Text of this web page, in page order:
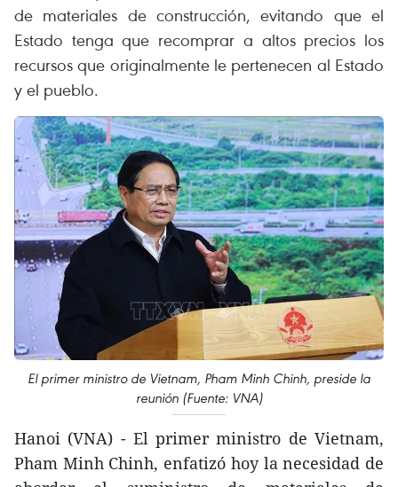
de materiales de construcción, evitando que el
Estado tenga que recomprar a altos precios los
recursos que originalmente le pertenecen al Estado
y el pueblo.
El primer ministro de Vietnam, Pham Minh Chinh, preside la
reunión (Fuente: VNA)
Hanoi (VNA) - El primer ministro de Vietnam,
Pham Minh Chinh, enfatizó hoy la necesidad de